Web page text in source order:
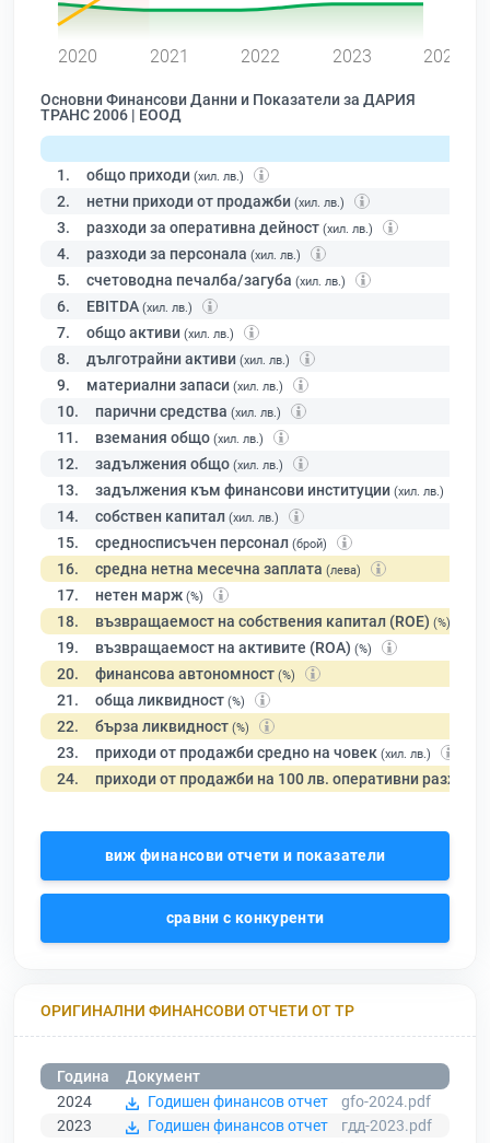
2020 2021 2022 2023 2024
Основни Финансови Данни и Показатели за ДАРИЯ
ТРАНС 2006 | ЕООД
1. общо приходи (хил. лв.)
2. нетни приходи от продажби (хил. лв.)
3. разходи за оперативна дейност (хил. лв.)
4. разходи за персонала (хил. лв.)
5. счетоводна печалба/загуба (хил. лв.)
6. EBITDA (хил. лв.)
7. общо активи (хил. лв.)
8. дълготрайни активи (хил. лв.)
9. материални запаси (хил. лв.)
10. парични средства (хил. лв.)
11. вземания общо (хил. лв.)
12. задължения общо (хил. лв.)
13. задължения към финансови институции (хил. лв.)
14. собствен капитал (хил. лв.)
15. средносписъчен персонал (брой)
16. средна нетна месечна заплата (лева)
17. нетен марж (%)
18. възвращаемост на собствения капитал (ROE) (%)
19. възвращаемост на активите (ROA) (%)
20. финансова автономност (%)
21. обща ликвидност (%)
22. бърза ликвидност (%)
23. приходи от продажби средно на човек (хил. лв.)
24. приходи от продажби на 100 лв. оперативни разходи
виж финансови отчети и показатели
сравни с конкуренти
ОРИГИНАЛНИ ФИНАНСОВИ ОТЧЕТИ ОТ ТР
Година
Документ
2024
Годишен финансов отчет
gfo-2024.pdf
2023
Годишен финансов отчет
гдд-2023.pdf